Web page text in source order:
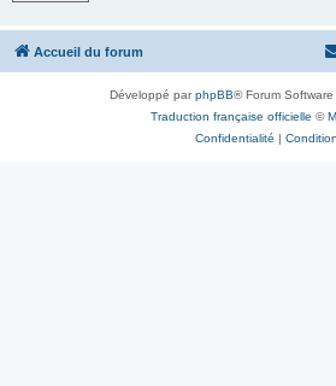
Accueil du forum
Développé parphpBB® Forum
Traduction française officielle ©
Confidentialité |